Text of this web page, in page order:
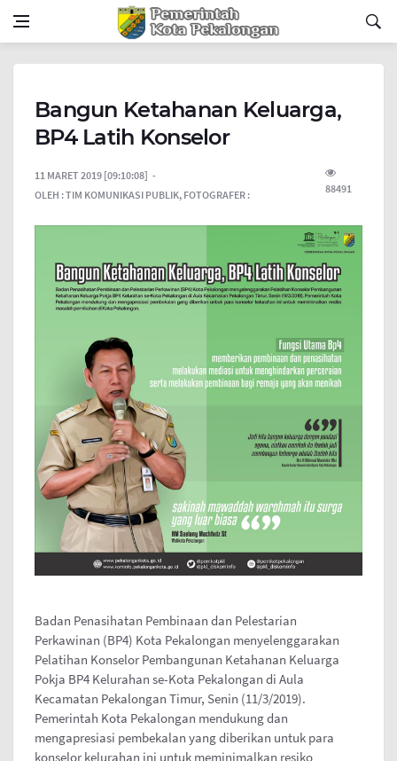
Bangun Ketahanan Keluarga,
BP4 Latih Konselor
11 MARET 2019 [09:10:08]
OLEH :TIM KOMUNIKASI PUBLIK, FOTOGRAFER : 88491
Badan Penasihatan Pembinaan dan Pelestarian
Perkawinan (BP4) Kota Pekalongan menyelenggarakan
Pelatihan Konselor Pembangunan Ketahanan Keluarga
Pokja BP4 Kelurahan se-Kota Pekalongan di Aula
Kecamatan Pekalongan Timur, Senin (11/3/2019).
Pemerintah Kota Pekalongan mendukung dan
mengapresiasi pembekalan yang diberikan untuk para
konselor kelurahan ini untuk meminimalkan resiko